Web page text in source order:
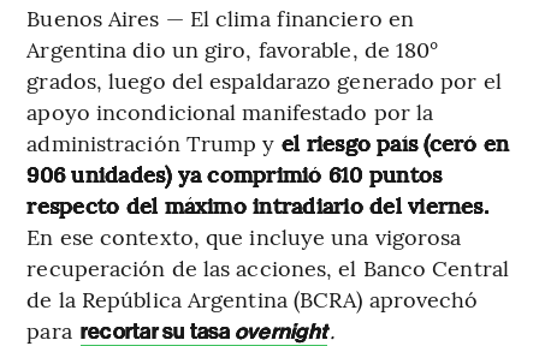
Buenos Aires — El clima financiero en
Argentina dio un giro, favorable, de 180°
grados, luego del espaldarazo generado por el
apoyo incondicional manifestado por la
administración Trump y el riesgo país (ceró en
906 unidades) ya comprimió 610 puntos
respecto del máximo intradiario del viernes.
En ese contexto, que incluye una vigorosa
recuperación de las acciones, el Banco Central
de la República Argentina (BCRA) aprovechó
para recortar su tasa overnight.